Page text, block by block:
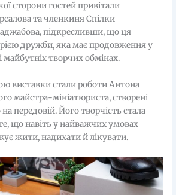
сторони гостей привітали
та членкиня Спілки
підкресливши, що ця
дружби, яка має продовження у
майбутніх творчих обмінах.
виставки стали роботи Антона
майстра-мініатюриста, створені
передовій. Його творчість стала
що навіть у найважчих умовах
жити, надихати й лікувати.